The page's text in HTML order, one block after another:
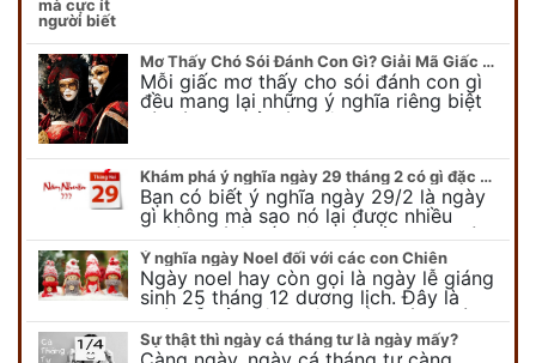
Mơ Thấy Chó Sói Đánh Con Gì? Giải Mã Giấc Mơ Bí Ẩn
Mỗi giấc mơ thấy cho sói đánh con gì
đều mang lại những ý nghĩa riêng biệt
và có thể phản ánh tâm trạng, suy nghĩ
Khám phá ý nghĩa ngày 29 tháng 2 có gì đặc biệt?
Bạn có biết ý nghĩa ngày 29/2 là ngày
gì không mà sao nó lại được nhiều
người chú ý đến vậy. Tất cả mọi người
đều cho rằng đây…
Ý nghĩa ngày Noel đối với các con Chiên
Ngày noel hay còn gọi là ngày lễ giáng
sinh 25 tháng 12 dương lịch. Đây là
ngày lễ của bên thiên chúa giáo, ngày
lễ thiên chúa giáng sinh,…
Sự thật thì ngày cá tháng tư là ngày mấy?